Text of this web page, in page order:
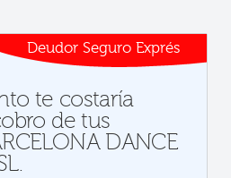
Deudor Seguro Exprés
te costaría
de tus
DANCE